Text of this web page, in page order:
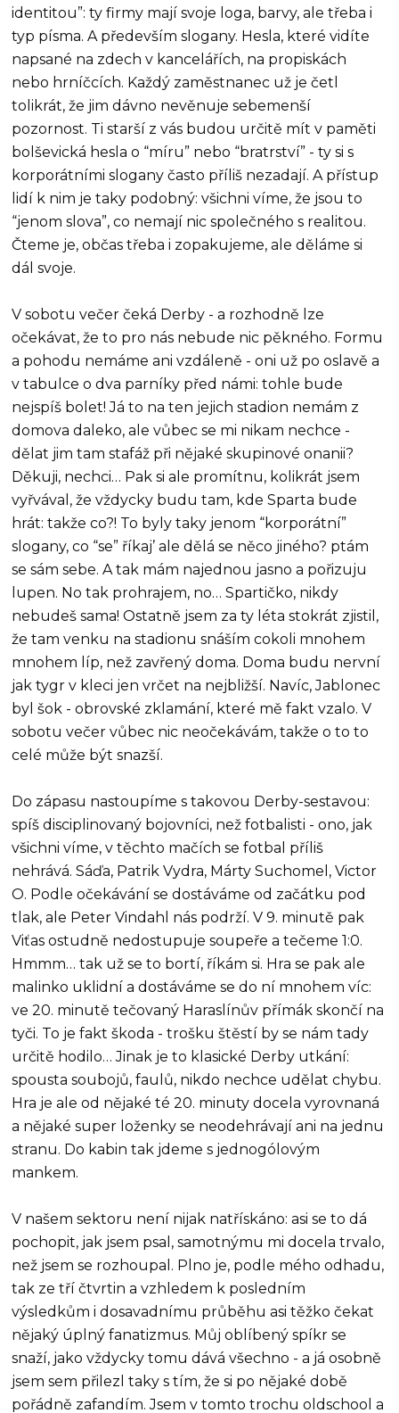
identitou”: ty firmy mají svoje loga, barvy, ale třeba i
typ písma. A především slogany. Hesla, které vidíte
napsané na zdech v kancelářích, na propiskách
nebo hrníčcích. Každý zaměstnanec už je četl
tolikrát, že jim dávno nevěnuje sebemenší
pozornost. Ti starší z vás budou určitě mít v paměti
bolševická hesla o “míru” nebo “bratrství” - ty si s
korporátními slogany často příliš nezadají. A přístup
lidí k nim je taky podobný: všichni víme, že jsou to
“jenom slova”, co nemají nic společného s realitou.
Čteme je, občas třeba i zopakujeme, ale děláme si
dál svoje.
V sobotu večer čeká Derby - a rozhodně lze
očekávat, že to pro nás nebude nic pěkného. Formu
a pohodu nemáme ani vzdáleně - oni už po oslavě a
v tabulce o dva parníky před námi: tohle bude
nejspíš bolet! Já to na ten jejich stadion nemám z
domova daleko, ale vůbec se mi nikam nechce -
dělat jim tam stafáž při nějaké skupinové onanii?
Děkuji, nechci… Pak si ale promítnu, kolikrát jsem
vyřvával, že vždycky budu tam, kde Sparta bude
hrát: takže co?! To byly taky jenom “korporátní”
slogany, co “se” říkaj’ ale dělá se něco jiného? ptám
se sám sebe. A tak mám najednou jasno a pořizuju
lupen. No tak prohrajem, no… Spartičko, nikdy
nebudeš sama! Ostatně jsem za ty léta stokrát zjistil,
že tam venku na stadionu snáším cokoli mnohem
mnohem líp, než zavřený doma. Doma budu nervní
jak tygr v kleci jen vrčet na nejbližší. Navíc, Jablonec
byl šok - obrovské zklamání, které mě fakt vzalo. V
sobotu večer vůbec nic neočekávám, takže o to to
celé může být snazší.
Do zápasu nastoupíme s takovou Derby-sestavou:
spíš disciplinovaný bojovníci, než fotbalisti - ono, jak
všichni víme, v těchto mačích se fotbal příliš
nehrává. Sáďa, Patrik Vydra, Márty Suchomel, Victor
O. Podle očekávání se dostáváme od začátku pod
tlak, ale Peter Vindahl nás podrží. V 9. minutě pak
Viťas ostudně nedostupuje soupeře a tečeme 1:0.
Hmmm… tak už se to bortí, říkám si. Hra se pak ale
malinko uklidní a dostáváme se do ní mnohem víc:
ve 20. minutě tečovaný Haraslínův přímák skončí na
tyči. To je fakt škoda - trošku štěstí by se nám tady
určitě hodilo… Jinak je to klasické Derby utkání:
spousta soubojů, faulů, nikdo nechce udělat chybu.
Hra je ale od nějaké té 20. minuty docela vyrovnaná
a nějaké super loženky se neodehrávají ani na jednu
stranu. Do kabin tak jdeme s jednogólovým
mankem.
V našem sektoru není nijak natřískáno: asi se to dá
pochopit, jak jsem psal, samotnýmu mi docela trvalo,
než jsem se rozhoupal. Plno je, podle mého odhadu,
tak ze tří čtvrtin a vzhledem k posledním
výsledkům i dosavadnímu průběhu asi těžko čekat
nějaký úplný fanatizmus. Můj oblíbený spíkr se
snaží, jako vždycky tomu dává všechno - a já osobně
jsem sem přilezl taky s tím, že si po nějaké době
pořádně zafandím. Jsem v tomto trochu oldschool a